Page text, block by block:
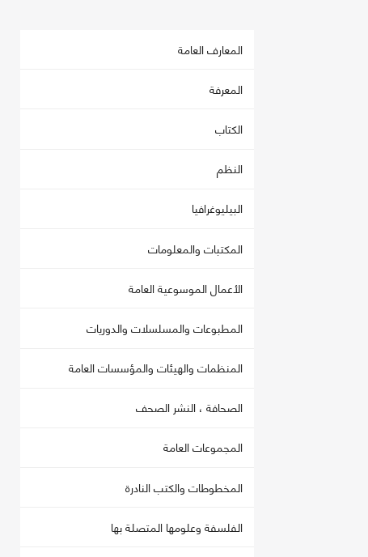
المعارف العامة
المعرفة
الكتاب
النظم
البيليوغرافيا
المكتبات والمعلومات
الأعمال الموسوعية العامة
المطبوعات والمسلسلات والدوريات
المنظمات والهيئات والمؤسسات العامة
الصحافة ، النشر الصحف
المجموعات العامة
المخطوطات والكتب النادرة
الفلسفة وعلومها المتصلة بها